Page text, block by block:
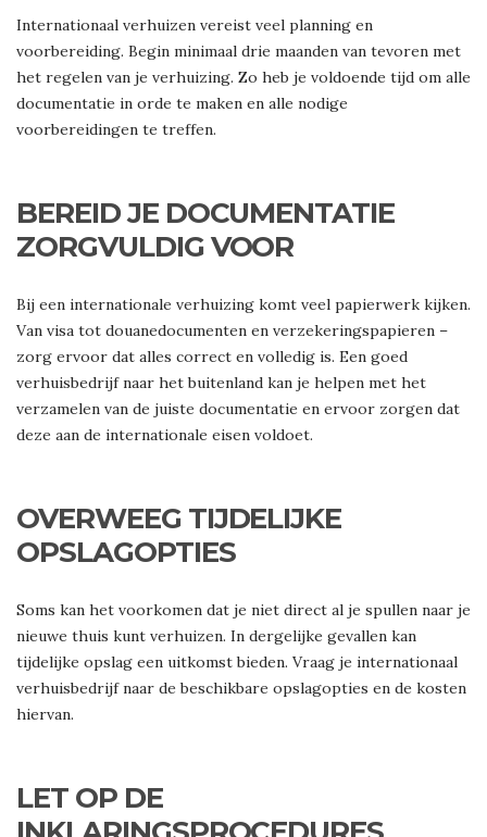
Internationaal verhuizen vereist veel planning en
voorbereiding. Begin minimaal drie maanden van tevoren met
het regelen van je verhuizing. Zo heb je voldoende tijd om alle
documentatie in orde te maken en alle nodige
voorbereidingen te treffen.
BEREID JE DOCUMENTATIE
ZORGVULDIG VOOR
Bij een internationale verhuizing komt veel papierwerk kijken.
Van visa tot douanedocumenten en verzekeringspapieren –
zorg ervoor dat alles correct en volledig is. Een goed
verhuisbedrijf naar het buitenland kan je helpen met het
verzamelen van de juiste documentatie en ervoor zorgen dat
deze aan de internationale eisen voldoet.
OVERWEEG TIJDELIJKE
OPSLAGOPTIES
Soms kan het voorkomen dat je niet direct al je spullen naar je
nieuwe thuis kunt verhuizen. In dergelijke gevallen kan
tijdelijke opslag een uitkomst bieden. Vraag je internationaal
verhuisbedrijf naar de beschikbare opslagopties en de kosten
hiervan.
LET OP DE